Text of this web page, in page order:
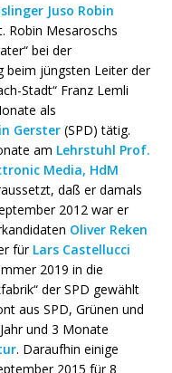
Juso Robin
Robin Mesaroschs
bei der
beim jüngsten Leiter der
Stadt“ Franz Lemli
als
Gerster (SPD) tätig.
am Lehrstuhl Prof.
Media, HdM
daß er damals
2012 war er
Oliver Reken
für Lars Castellucci
2019 in die
der SPD gewählt
aus SPD, Grünen und
und 3 Monate
. Daraufhin einige
2015 für 8